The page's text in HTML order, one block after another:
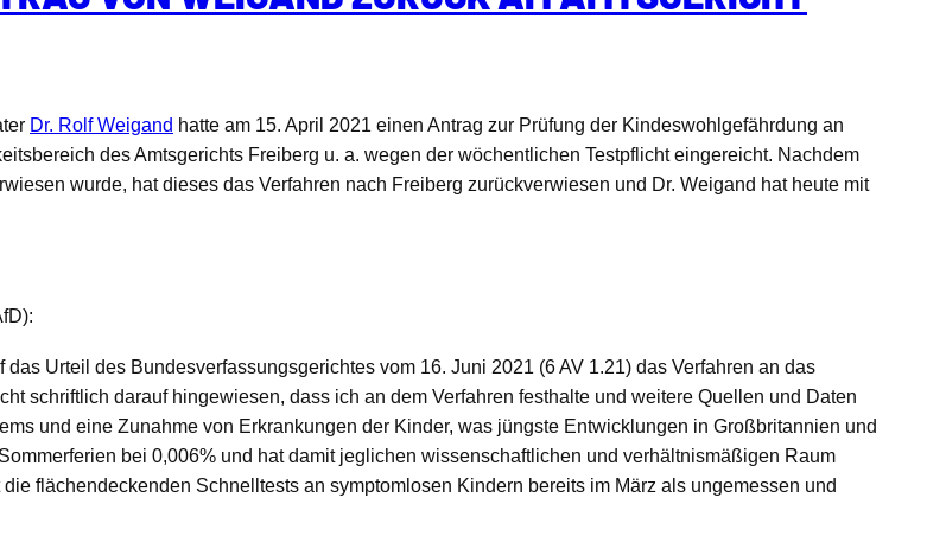
Dr. Rolf Weigand hatte am 15. April 2021 einen Antrag zur Prüfung der Kindeswohlgefährdung an
des Amtsgerichts Freiberg u. a. wegen der wöchentlichen Testpflicht eingereicht. Nachdem
wurde, hat dieses das Verfahren nach Freiberg zurückverwiesen und Dr. Weigand hat heute mit
Urteil des Bundesverfassungsgerichtes vom 16. Juni 2021 (6 AV 1.21) das Verfahren an das
schriftlich darauf hingewiesen, dass ich an dem Verfahren festhalte und weitere Quellen und Daten
und eine Zunahme von Erkrankungen der Kinder, was jüngste Entwicklungen in Großbritannien und
bei 0,006% und hat damit jeglichen wissenschaftlichen und verhältnismäßigen Raum
flächendeckenden Schnelltests an symptomlosen Kindern bereits im März als ungemessen und